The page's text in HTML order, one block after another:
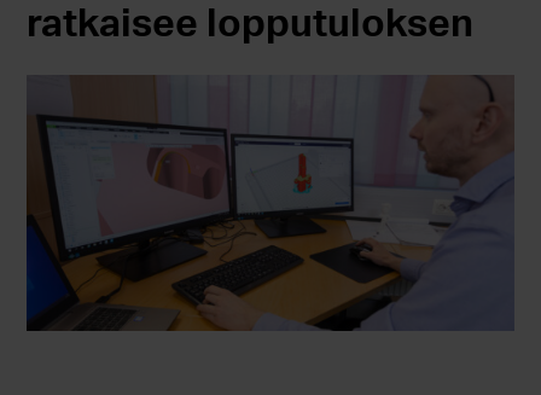
ratkaisee lopputuloksen